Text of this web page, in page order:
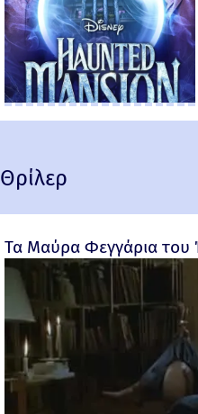
Θρίλερ
Τα Μαύρα Φεγγάρια